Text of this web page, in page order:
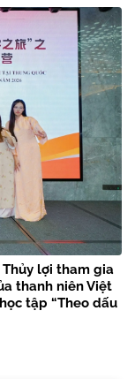
lợi tham gia
thanh niên Việt
tập “Theo dấu